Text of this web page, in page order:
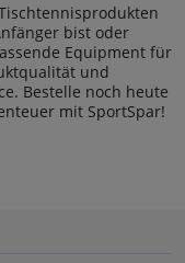
bist oder
Equipment für
und
Bestelle noch heute
mit SportSpar!